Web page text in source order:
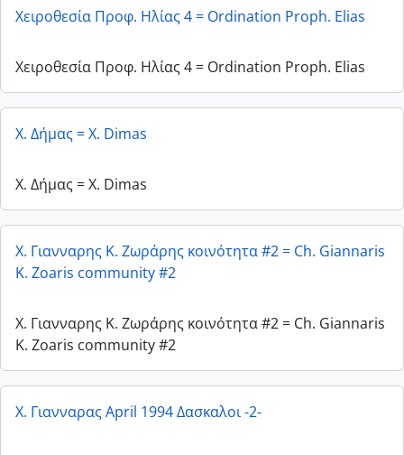
Χειροθεσία Προφ. Ηλίας 4 = Ordination Proph. Elias
Χειροθεσία Προφ. Ηλίας 4 = Ordination Proph. Elias
Χ. Δήμας = X. Dimas
Χ. Δήμας = X. Dimas
Χ. Γιανναρης Κ. Ζωράρης κοινότητα #2 = Ch. Giannaris
K. Zoaris community #2
Χ. Γιανναρης Κ. Ζωράρης κοινότητα #2 = Ch. Giannaris
K. Zoaris community #2
Χ. Γιανναρας April 1994 Δασκαλοι -2-